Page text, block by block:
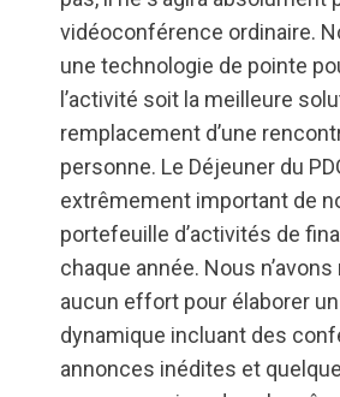
vidéoconférence ordinaire.
une technologie de pointe
l’activité soit la meilleure
remplacement d’une
personne. Le Déjeuner du
extrêmement important de
portefeuille d’activités de
chaque année. Nous
aucun effort pour élaborer
dynamique incluant des
annonces inédites et